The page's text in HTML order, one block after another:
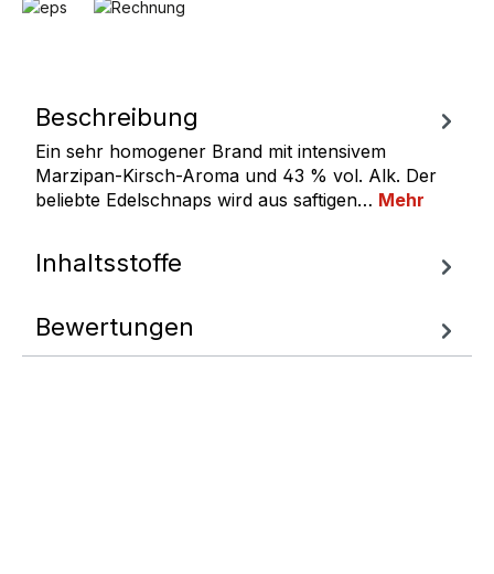
Beschreibung
Ein sehr homogener Brand mit intensivem
Marzipan-Kirsch-Aroma und 43 % vol. Alk. Der
beliebte Edelschnaps wird aus saftigen… Mehr
Inhaltsstoffe
Bewertungen